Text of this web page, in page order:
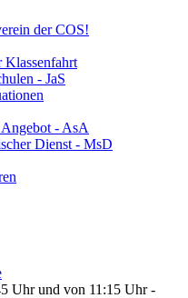
der COS!
Klassenfahrt
- JaS
- AsA
Dienst - MsD
Uhr und von 11:15 Uhr -